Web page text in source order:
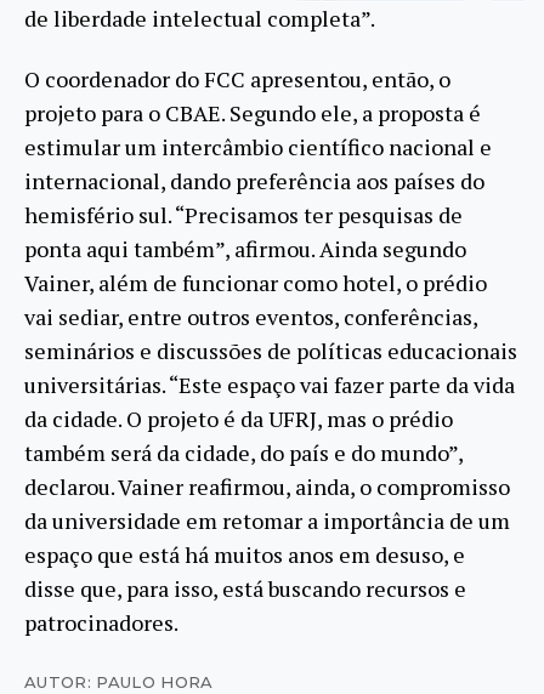
de liberdade intelectual completa”.
O coordenador do FCC apresentou, então, o
projeto para o CBAE. Segundo ele, a proposta é
estimular um intercâmbio científico nacional e
internacional, dando preferência aos países do
hemisfério sul. “Precisamos ter pesquisas de
ponta aqui também”, afirmou. Ainda segundo
Vainer, além de funcionar como hotel, o prédio
vai sediar, entre outros eventos, conferências,
seminários e discussões de políticas educacionais
universitárias. “Este espaço vai fazer parte da vida
da cidade. O projeto é da UFRJ, mas o prédio
também será da cidade, do país e do mundo”,
declarou. Vainer reafirmou, ainda, o compromisso
da universidade em retomar a importância de um
espaço que está há muitos anos em desuso, e
disse que, para isso, está buscando recursos e
patrocinadores.
AUTOR: PAULO HORA